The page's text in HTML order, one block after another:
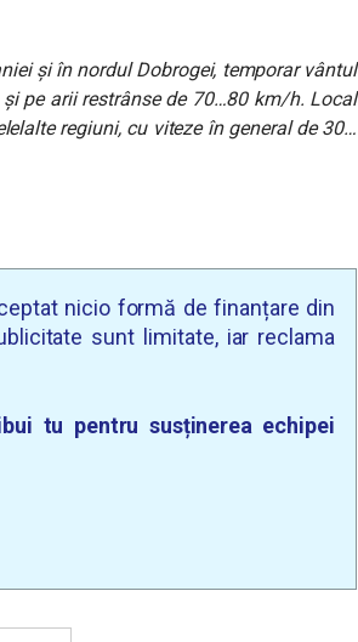
și în nordul Dobrogei, temporar vântul
pe arii restrânse de 70…80 km/h. Local
regiuni, cu viteze în general de 30…
nicio formă de finanțare din
sunt limitate, iar reclama
tu pentru susținerea echipei